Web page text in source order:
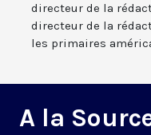
directeur de la
directeur de la
les primaires
A la